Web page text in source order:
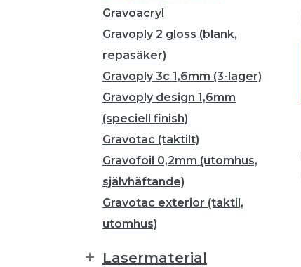
Gravoacryl
Gravoply 2 gloss (blank,
repasäker)
Gravoply 3c 1,6mm (3-lager)
Gravoply design 1,6mm
(speciell finish)
Gravotac (taktilt)
Gravofoil 0,2mm (utomhus,
självhäftande)
Gravotac exterior (taktil,
utomhus)
Lasermaterial